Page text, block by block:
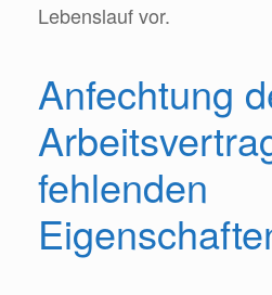
Lebenslauf vor.
Anfechtung
fehlenden